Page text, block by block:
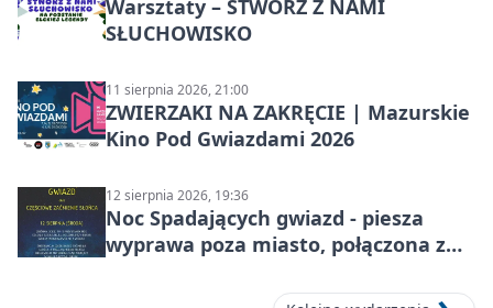
Warsztaty – STWÓRZ Z NAMI
SŁUCHOWISKO
11 sierpnia 2026, 21:00
ZWIERZAKI NA ZAKRĘCIE | Mazurskie
Kino Pod Gwiazdami 2026
12 sierpnia 2026, 19:36
Noc Spadających gwiazd - piesza
wyprawa poza miasto, połączona z
częściowe zaćmienie Słońca